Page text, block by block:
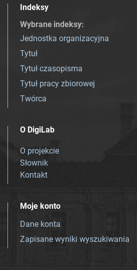
Indeksy
Wybrane indeksy:
Jednostka organizacyjna
Tytuł
Tytuł czasopisma
Tytuł pracy zbiorowej
Twórca
O DigiLab
O projekcie
Słownik
Kontakt
Moje konto
Dane konta
Zapisane wyniki wyszukiwania